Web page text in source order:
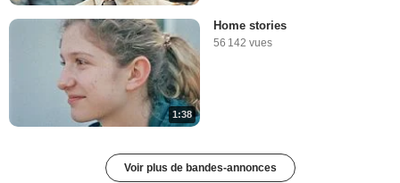
1:38
Home stories
56 142 vues
Voir plus de bandes-annonces